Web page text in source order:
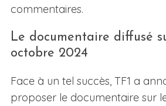
commentaires.
Le documentaire diffusé
octobre 2024
Face à un tel succès, TF1 a
proposer le documentaire sur